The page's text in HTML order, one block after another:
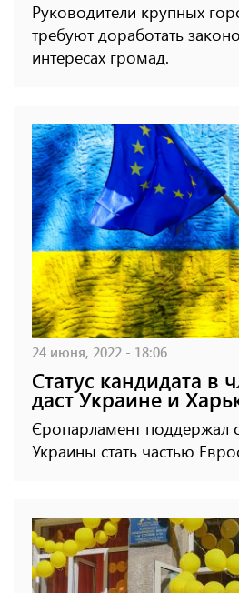
Руководители крупных
требуют доработать
интересах громад.
24 июня, 2022 - 18:06
Статус кандидата в
даст Украине и
Єропарламент поддержал
Украины стать частью